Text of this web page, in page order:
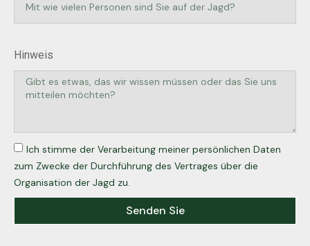
Hinweis
Ich stimme der Verarbeitung meiner persönlichen Daten
zum Zwecke der Durchführung des Vertrages über die
Organisation der Jagd zu.
Senden Sie